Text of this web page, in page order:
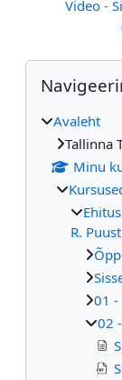
Video -
Plokid
Jäta vahele
Avaleht
Tallinna
Minu
R. Puust
01 -
02